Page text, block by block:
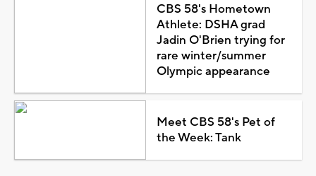
CBS 58's Hometown
Athlete: DSHA grad
Jadin O'Brien trying for
rare winter/summer
Olympic appearance
Meet CBS 58's Pet of
the Week: Tank